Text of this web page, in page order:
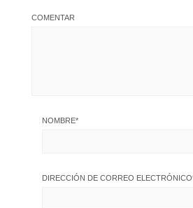
COMENTAR
NOMBRE*
DIRECCIÓN DE CORREO ELECTRÓNICO